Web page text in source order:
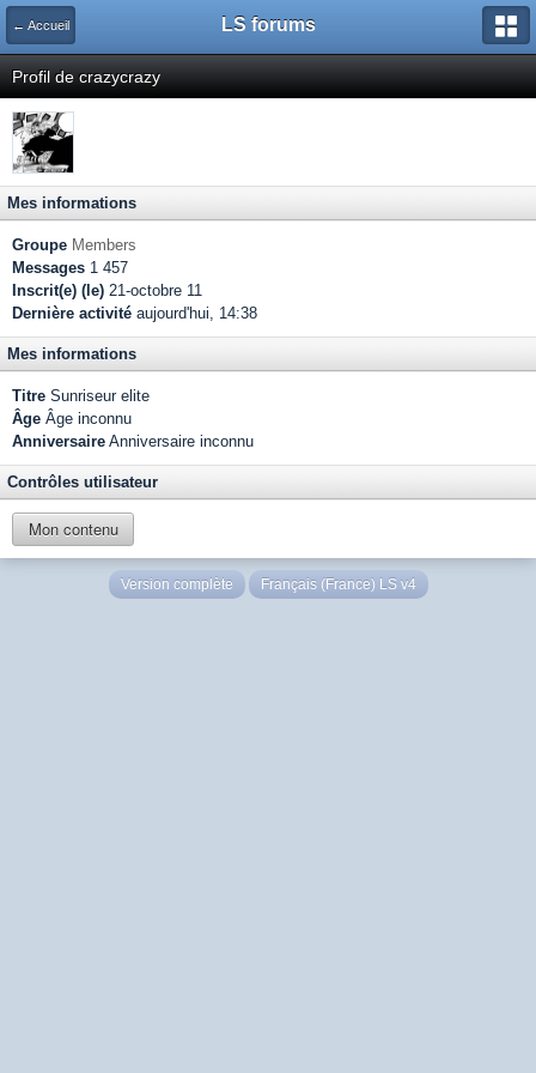
← Accueil LS forums
Profil de crazycrazy
Mes informations
Groupe Members
Messages 1 457
Inscrit(e) (le) 21-octobre 11
Dernière activité aujourd'hui, 14:38
Mes informations
Titre Sunriseur elite
Âge Âge inconnu
Anniversaire Anniversaire inconnu
Contrôles utilisateur
Mon contenu
Version complète Français (France) LS v4